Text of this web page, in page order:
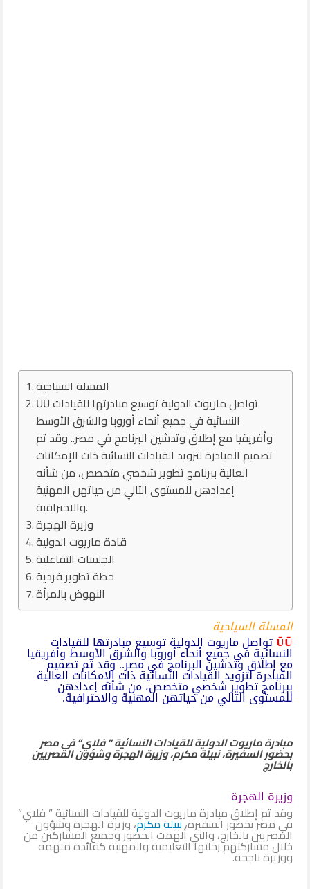
المسلة السياحية
ŪŪ تواصل ماريوت الدولية توسيع مبادرتها للقيادات
النسائية في جميع أنحاء أوروبا والشرق الأوسط
وأفريقيا مع إطلاق وتدشين البرنامج في مصر.. وقد تم
تصميم المبادرة لتزويد القيادات النسائية ذات الإمكانات
العالية ببرنامج تطوير شخصي متخصص، من شأنه
إعدادهن للمستوى التالي من حياتهن المهنية
والاحترافية.
وزيرة الهجرة
قادة ماريوت الدولية
الجلسات التفاعلية
خطة تطوير فردية
النهوض بالمرأة
المسلة السياحية
ŪŪتواصل ماريوت الدولية توسيع مبادرتها للقيادات
النسائية في جميع أنحاء أوروبا والشرق الأوسط وأفريقيا
مع إطلاق وتدشين البرنامج في مصر.. وقد تم تصميم
المبادرة لتزويد القيادات النسائية ذات الإمكانات العالية
ببرنامج تطوير شخصي متخصص، من شأنه إعدادهن
للمستوى التالي من حياتهن المهنية والاحترافية.
مبادرة ماريوت الدولية للقيادات النسائية ” فلاي” في مصر
بحضور السفيرة، نبيلة مكرم، وزيرة الهجرة وشؤون المصريين
بالخارج
وزيرة الهجرة
وقد تم إطلاق مبادرة ماريوت الدولية للقيادات النسائية ” فلاي”
في مصر بحضور السفيرة،نبيلة مكرم، وزيرة الهجرة وشؤون
المصريين بالخارج، والتي ألهمت الحضور وجميع المشاركين من
خلال مشاركتهم رحلتها التعليمية والمهنية كقائدة ملهمه
ووزيرة ناجحة.